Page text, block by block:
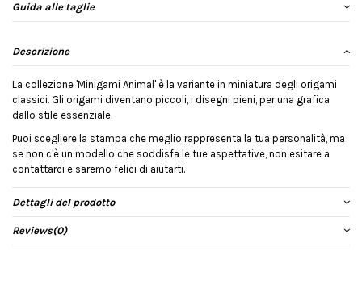
Guida alle taglie
Descrizione
La collezione 'Minigami Animal' è la variante in miniatura degli origami
classici. Gli origami diventano piccoli, i disegni pieni, per una grafica
dallo stile essenziale.
Puoi scegliere la stampa che meglio rappresenta la tua personalità, ma
se non c'è un modello che soddisfa le tue aspettative, non esitare a
contattarci e saremo felici di aiutarti.
Dettagli del prodotto
Reviews(0)